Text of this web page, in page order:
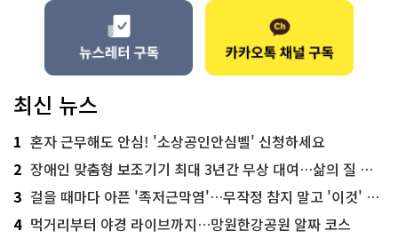
최신 뉴스
1 혼자 근무해도 안심! '소상공인안심벨' 신청하세요
2 장애인 맞춤형 보조기기 최대 3년간 무상 대여…삶의 질 높인다
3 걸을 때마다 아픈 '족저근막염'…무작정 참지 말고 '이것' 해보세요!
4 먹거리부터 야경 라이브까지…망원한강공원 알짜 코스